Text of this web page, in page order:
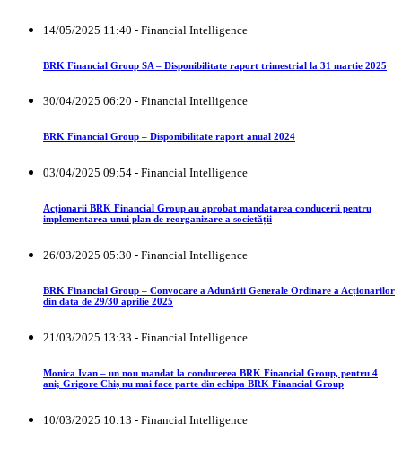
14/05/2025 11:40 - Financial Intelligence
BRK Financial Group SA – Disponibilitate raport trimestrial la 31 martie 2025
30/04/2025 06:20 - Financial Intelligence
BRK Financial Group – Disponibilitate raport anual 2024
03/04/2025 09:54 - Financial Intelligence
Acționarii BRK Financial Group au aprobat mandatarea conducerii pentru
implementarea unui plan de reorganizare a societății
26/03/2025 05:30 - Financial Intelligence
BRK Financial Group – Convocare a Adunării Generale Ordinare a Acționarilor
din data de 29/30 aprilie 2025
21/03/2025 13:33 - Financial Intelligence
Monica Ivan – un nou mandat la conducerea BRK Financial Group, pentru 4
ani; Grigore Chiș nu mai face parte din echipa BRK Financial Group
10/03/2025 10:13 - Financial Intelligence